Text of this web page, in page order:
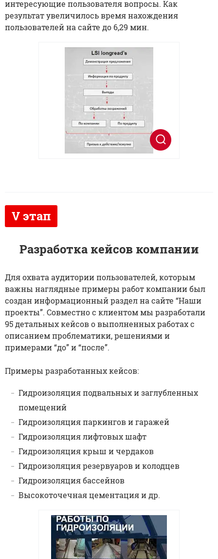
интересующие пользователя вопросы. Как
результат увеличилось время нахождения
пользователей на сайте до 6,29 мин.
Разработка кейсов компании
Для охвата аудитории пользователей, которым
важны наглядные примеры работ компании был
создан информационный раздел на сайте “Наши
проекты”. Совместно с клиентом мы разработали
95 детальных кейсов о выполненных работах с
описанием проблематики, решениями и
примерами “до” и “после”.
Примеры разработанных кейсов:
Гидроизоляция подвальных и заглубленных
помещений
Гидроизоляция паркингов и гаражей
Гидроизоляция лифтовых шафт
Гидроизоляция крыш и чердаков
Гидроизоляция резервуаров и колодцев
Гидроизоляция бассейнов
Высокоточечная цементация и др.